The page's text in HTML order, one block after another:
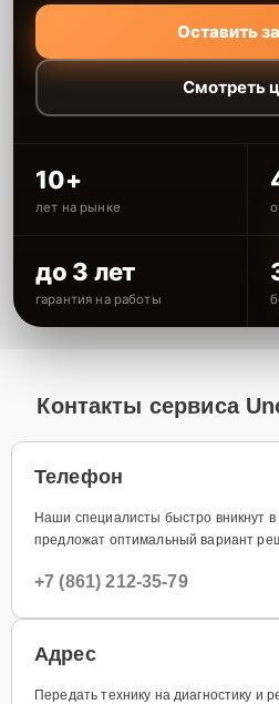
Оставить
Смотреть
10+
лет на рынке
до 3 лет
гарантия на работы
Контакты сервиса
Телефон
Наши специалисты быстро вникнут в
предложат оптимальный вариант
+7 (861) 212-35-79
Адрес
Передать технику на диагностику и